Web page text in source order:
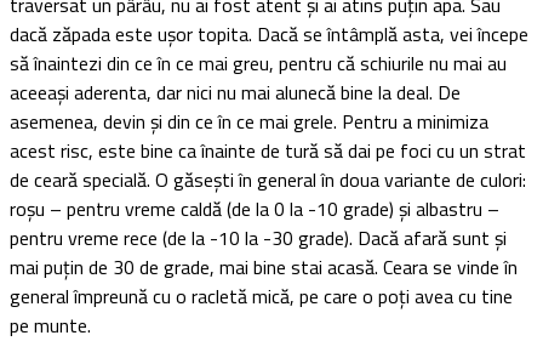
dacă zăpada este ușor topita. Dacă se întâmplă asta, vei începe
să înaintezi din ce în ce mai greu, pentru că schiurile nu mai au
aceeași aderenta, dar nici nu mai alunecă bine la deal. De
asemenea, devin și din ce în ce mai grele. Pentru a minimiza
acest risc, este bine ca înainte de tură să dai pe foci cu un strat
de ceară specială. O găsești în general în doua variante de culori:
roșu – pentru vreme caldă (de la 0 la -10 grade) și albastru –
pentru vreme rece (de la -10 la -30 grade). Dacă afară sunt și
mai puțin de 30 de grade, mai bine stai acasă. Ceara se vinde în
general împreună cu o racletă mică, pe care o poți avea cu tine
pe munte.